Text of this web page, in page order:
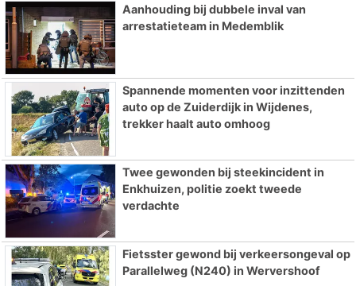
Aanhouding bij dubbele inval van
arrestatieteam in Medemblik
Spannende momenten voor inzittenden
auto op de Zuiderdijk in Wijdenes,
trekker haalt auto omhoog
Twee gewonden bij steekincident in
Enkhuizen, politie zoekt tweede
verdachte
Fietsster gewond bij verkeersongeval op
Parallelweg (N240) in Wervershoof